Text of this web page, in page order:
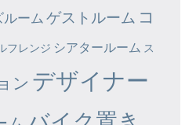
ルーム ゲストルーム コ
フレンジ シアタールーム ス
ン デザイナー